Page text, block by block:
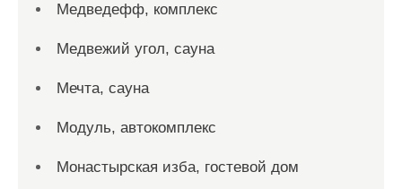
Медведефф, комплекс
Медвежий угол, сауна
Мечта, сауна
Модуль, автокомплекс
Монастырская изба, гостевой дом